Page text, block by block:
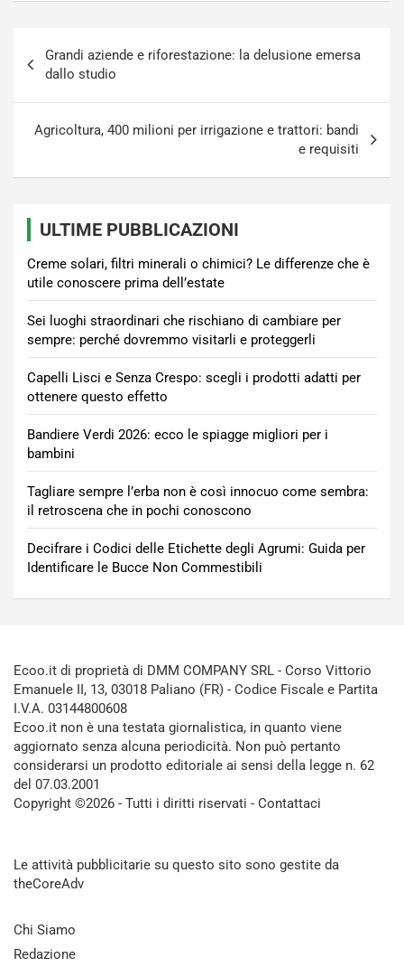
articoli
Grandi aziende e riforestazione: la delusione emersa
dallo studio
Agricoltura, 400 milioni per irrigazione e trattori: bandi
e requisiti
ULTIME PUBBLICAZIONI
Creme solari, filtri minerali o chimici? Le differenze che è
utile conoscere prima dell’estate
Sei luoghi straordinari che rischiano di cambiare per
sempre: perché dovremmo visitarli e proteggerli
Capelli Lisci e Senza Crespo: scegli i prodotti adatti per
ottenere questo effetto
Bandiere Verdi 2026: ecco le spiagge migliori per i
bambini
Tagliare sempre l’erba non è così innocuo come sembra:
il retroscena che in pochi conoscono
Decifrare i Codici delle Etichette degli Agrumi: Guida per
Identificare le Bucce Non Commestibili
Ecoo.it di proprietà di DMM COMPANY SRL - Corso Vittorio
Emanuele II, 13, 03018 Paliano (FR) - Codice Fiscale e Partita
I.V.A. 03144800608
Ecoo.it non è una testata giornalistica, in quanto viene
aggiornato senza alcuna periodicità. Non può pertanto
considerarsi un prodotto editoriale ai sensi della legge n. 62
del 07.03.2001
Copyright ©2026 - Tutti i diritti riservati - Contattaci
Le attività pubblicitarie su questo sito sono gestite da
theCoreAdv
Chi Siamo
Redazione